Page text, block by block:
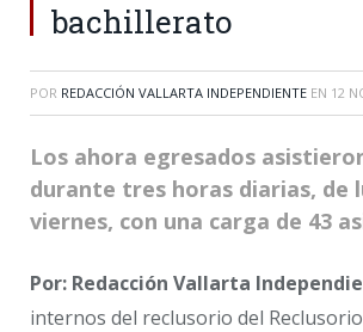
bachillerato
POR REDACCIÓN VALLARTA INDEPENDIENTE EN 12
Los ahora egresados
durante tres horas diarias, de
viernes, con una carga de 43
Por: Redacción Vallarta
internos del reclusorio del